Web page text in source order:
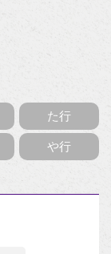
た行
や行